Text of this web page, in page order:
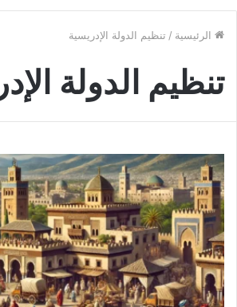
الرئيسية / تنظيم الدولة الإدريسية
تنظيم الدولة